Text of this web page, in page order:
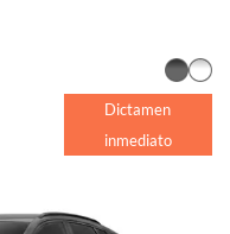
Dictamen
inmediato